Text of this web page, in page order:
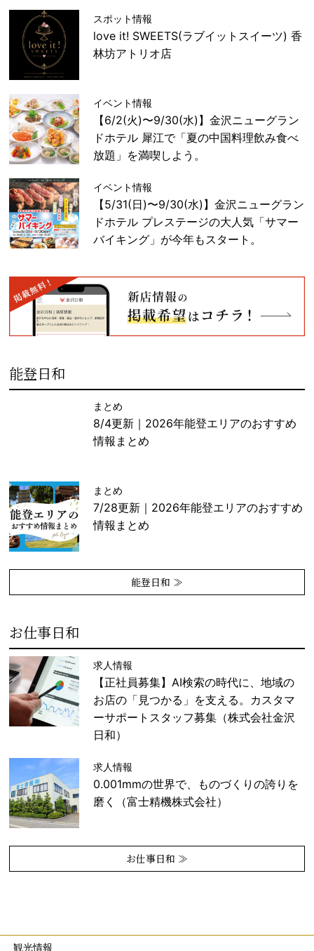
スポット情報
love it! SWEETS(ラブイットスイーツ) 香
林坊アトリオ店
イベント情報
【6/2(火)〜9/30(水)】金沢ニューグラン
ドホテル 犀江で「夏の中国料理飲み食べ
放題」を満喫しよう。
イベント情報
【5/31(日)〜9/30(水)】金沢ニューグラン
ドホテル プレステージの大人気「サマー
バイキング」が今年もスタート。
能登日和
まとめ
8/4更新｜2026年能登エリアのおすすめ
情報まとめ
まとめ
7/28更新｜2026年能登エリアのおすすめ
情報まとめ
能登日和 ≫
お仕事日和
求人情報
【正社員募集】AI検索の時代に、地域の
お店の「見つかる」を支える。カスタマ
ーサポートスタッフ募集（株式会社金沢
日和）
求人情報
0.001mmの世界で、ものづくりの誇りを
磨く（富士精機株式会社）
お仕事日和 ≫
観光情報